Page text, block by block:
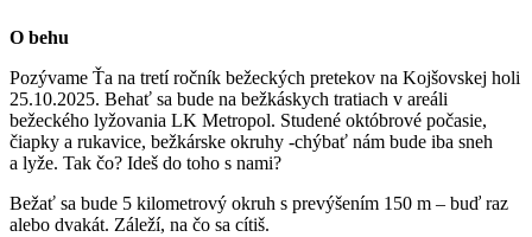
O behu
Pozývame Ťa na tretí ročník bežeckých pretekov na Kojšovskej holi
25.10.2025. Behať sa bude na bežkáskych tratiach v areáli
bežeckého lyžovania LK Metropol. Studené októbrové počasie,
čiapky a rukavice, bežkárske okruhy -chýbať nám bude iba sneh
a lyže. Tak čo? Ideš do toho s nami?
Bežať sa bude 5 kilometrový okruh s prevýšením 150 m – buď raz
alebo dvakát. Záleží, na čo sa cítiš.